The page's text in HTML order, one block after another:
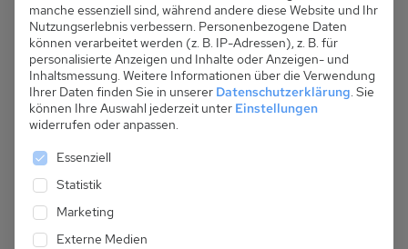
manche essenziell sind, während andere diese Website und Ihr
Nutzungserlebnis verbessern. Personenbezogene Daten
können verarbeitet werden (z. B. IP-Adressen), z. B. für
personalisierte Anzeigen und Inhalte oder Anzeigen- und
Inhaltsmessung. Weitere Informationen über die Verwendung
Ihrer Daten finden Sie in unserer Datenschutzerklärung. Sie
können Ihre Auswahl jederzeit unter Einstellungen
widerrufen oder anpassen.
Es folgt eine Liste der Service-Gruppen, für die
Essenziell
Statistik
Marketing
Externe Medien